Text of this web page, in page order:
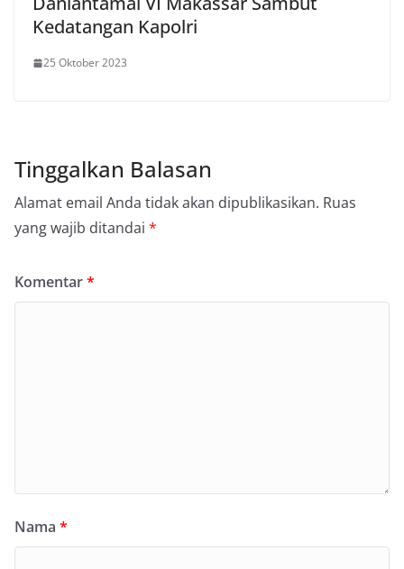
Kedatangan Kapolri
25 Oktober 2023
Tinggalkan Balasan
Alamat email Anda tidak akan dipublikasikan. Ruas
yang wajib ditandai *
Komentar*
Nama *